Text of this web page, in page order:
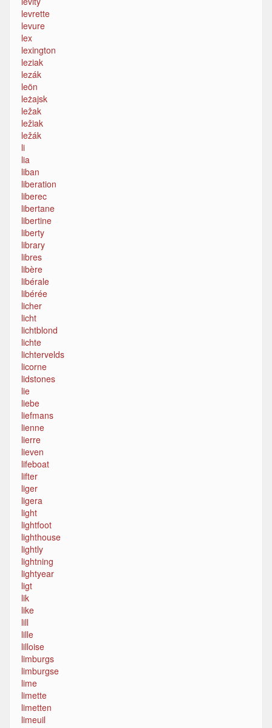
levrette
levure
lex
lexington
leziak
lezák
leön
leżajsk
ležak
ležiak
ležák
li
lia
liban
liberation
liberec
libertane
libertine
liberty
library
libres
libère
libérale
libérée
licher
licht
lichtblond
lichte
lichtervelds
licorne
lidstones
lie
liebe
liefmans
lienne
lierre
lieven
lifeboat
lifter
liger
ligera
light
lightfoot
lighthouse
lightly
lightning
lightyear
ligt
lik
like
lill
lille
lilloise
limburgs
limburgse
lime
limette
limetten
limeuil